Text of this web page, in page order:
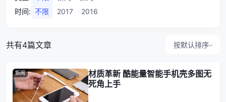
时间: 不限 2017 2016
共有4篇文章 按默认排序
新闻
材质革新 酷能量智能手机壳多图无
死角上手